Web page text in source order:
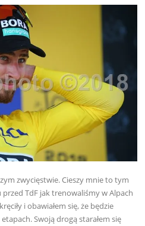
zwycięstwie. Cieszy mnie to tym
TdF jak trenowaliśmy w Alpach
i obawiałem się, że będzie
Swoją drogą starałem się